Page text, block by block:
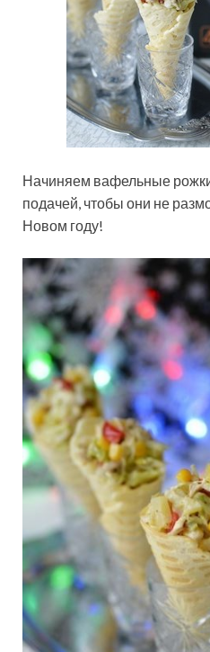
Начиняем вафельные
подачей, чтобы они не
Новом году!